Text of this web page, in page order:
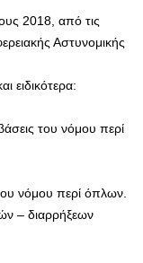
2018, από τις
Αστυνομικής
ειδικότερα:
του νόμου περί
νόμου περί όπλων.
– διαρρήξεων